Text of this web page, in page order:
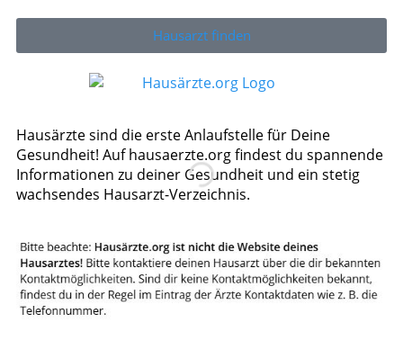
Hausarzt finden
Hausärzte sind die erste Anlaufstelle für Deine
Gesundheit! Auf hausaerzte.org findest du spannende
Informationen zu deiner Gesundheit und ein stetig
wachsendes Hausarzt-Verzeichnis.